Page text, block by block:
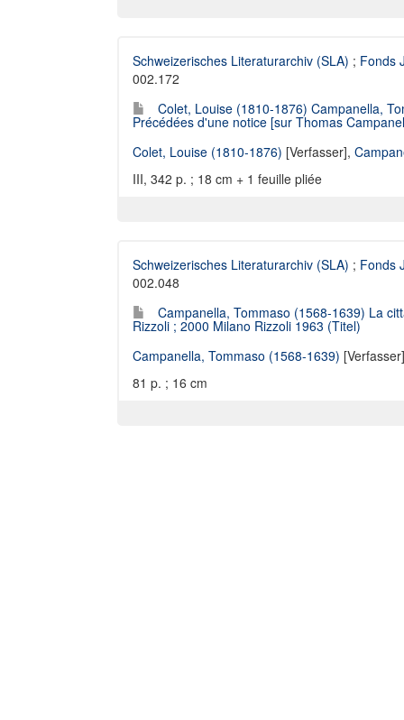
Schweizerisches Literaturarchiv (SLA) ; Fonds
002.172
Colet, Louise (1810-1876) Campanella,
Précédées d'une notice [sur Thomas
Colet, Louise (1810-1876) [Verfasser],
III, 342 p. ; 18 cm + 1 feuille pliée
Schweizerisches Literaturarchiv (SLA) ; Fonds
002.048
Campanella, Tommaso (1568-1639) La
Rizzoli ; 2000 Milano Rizzoli 1963 (Titel)
Campanella, Tommaso (1568-1639) [Verfasser]
81 p. ; 16 cm